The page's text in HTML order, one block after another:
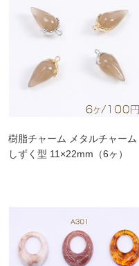
樹脂チャーム メタルチャーム
しずく型 11×22mm（6ヶ）